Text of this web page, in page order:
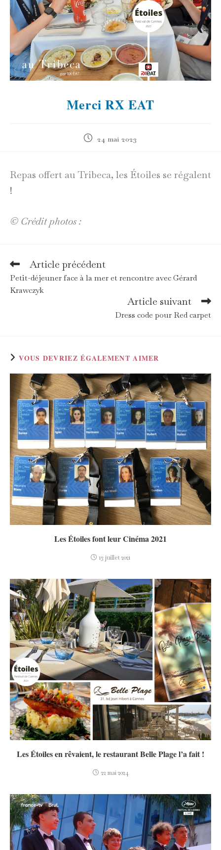
Merci RX EAT
Publication
24 mai 2023
Repas offert au Tribeca, les Étoiles se régalent
!
© Crédit photos :
Read
more
articles
Article précédent
Petit-déjeuner face à la mer et rencontre avec Gérard
Krawczyk
Article suivant
Dress code pour Red carpet
VOUS DEVRIEZ ÉGALEMENT AIMER
Les Étoiles font leur Cinéma 2021
13 juillet 2021
Les Étoiles en rêvaient, le restaurant Belle Plage l’a fait !
22 mai 2024